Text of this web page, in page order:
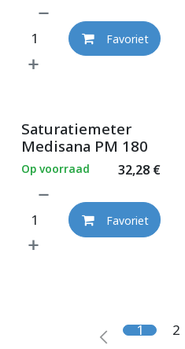
Favoriet
Saturatiemeter
Medisana PM 180
32,28€
Op voorraad
Favoriet
1 2